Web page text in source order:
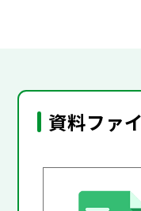
資料ファ